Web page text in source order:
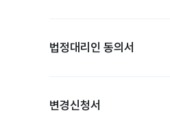
법정대리인 동의서
변경신청서